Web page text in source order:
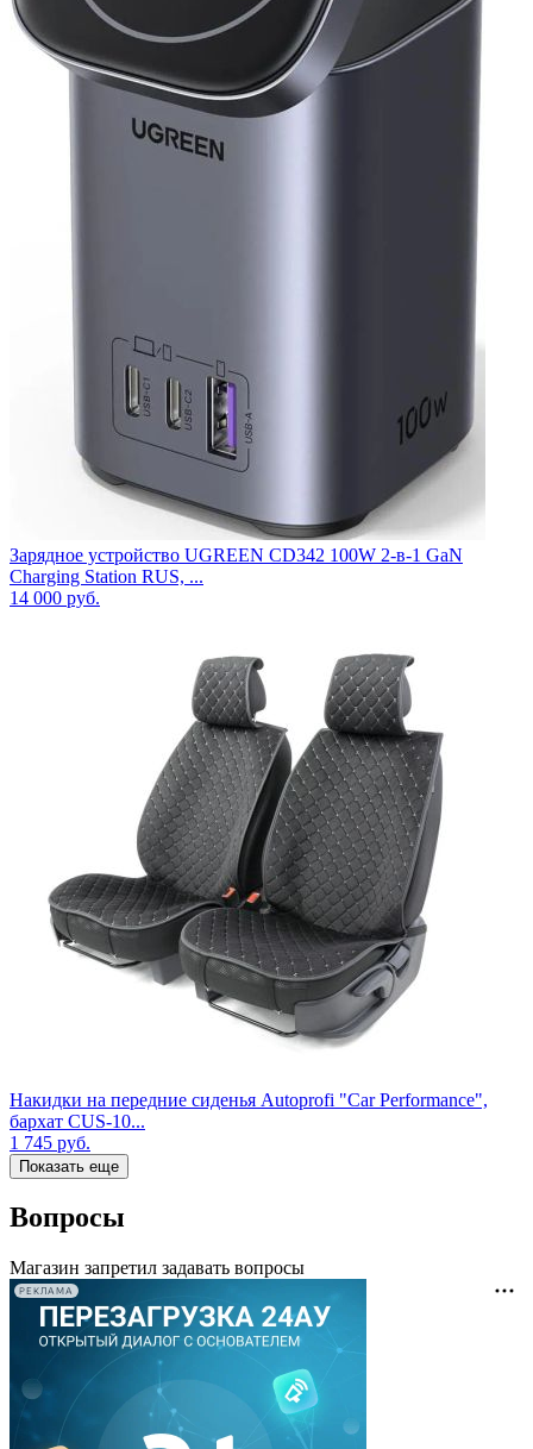
Зарядное устройство UGREEN CD342 100W 2-в-1 GaN
Charging Station RUS, ...
14 000 руб.
Накидки на передние сиденья Autoprofi "Car Performance",
бархат CUS-10...
1 745 руб.
Показать еще
Вопросы
Магазин запретил задавать вопросы
РЕКЛАМА